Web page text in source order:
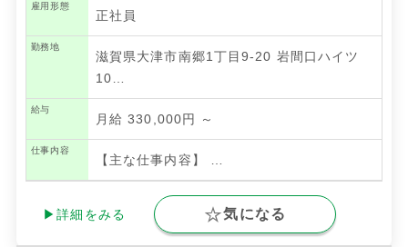
雇用形態
正社員
勤務地
滋賀県大津市南郷1丁目9-20 岩間口ハイツ
10…
給与
月給 330,000円 ～
仕事内容
【主な仕事内容】 …
▶詳細をみる 気になる